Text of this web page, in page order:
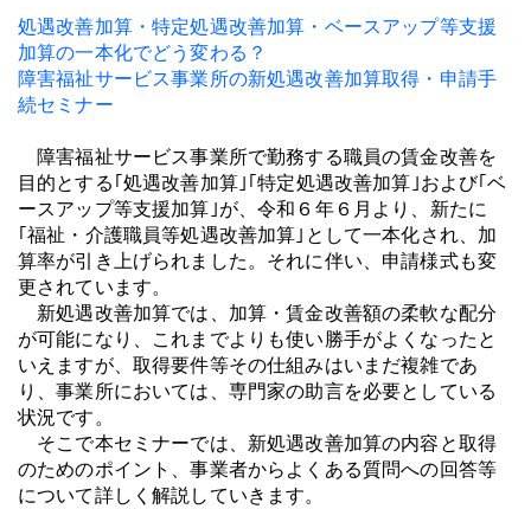
処遇改善加算・特定処遇改善加算・ベースアップ等支援
加算の一本化でどう変わる？
障害福祉サービス事業所の新処遇改善加算取得・申請手
続セミナー
障害福祉サービス事業所で勤務する職員の賃金改善を
目的とする｢処遇改善加算｣｢特定処遇改善加算｣および｢ベ
ースアップ等支援加算｣が、令和６年６月より、新たに
｢福祉・介護職員等処遇改善加算｣として一本化され、加
算率が引き上げられました。それに伴い、申請様式も変
更されています。
新処遇改善加算では、加算・賃金改善額の柔軟な配分
が可能になり、これまでよりも使い勝手がよくなったと
いえますが、取得要件等その仕組みはいまだ複雑であ
り、事業所においては、専門家の助言を必要としている
状況です。
そこで本セミナーでは、新処遇改善加算の内容と取得
のためのポイント、事業者からよくある質問への回答等
について詳しく解説していきます。